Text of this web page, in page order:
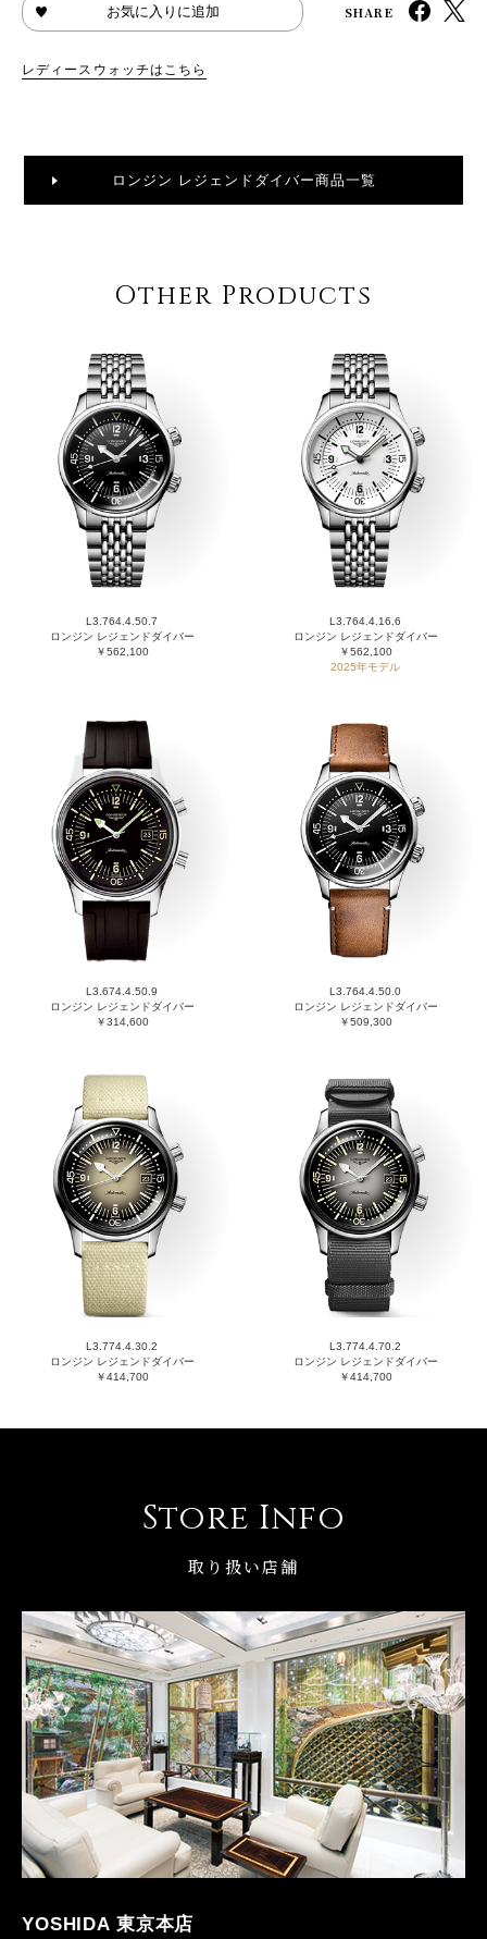
お気に入りに追加 SHARE
レディースウォッチはこちら
ロンジン レジェンドダイバー商品一覧
Other Products
L3.764.4.50.7
ロンジン レジェンドダイバー
￥562,100
L3.764.4.16.6
ロンジン レジェンドダイバー
￥562,100
2025年モデル
L3.674.4.50.9
ロンジン レジェンドダイバー
￥314,600
L3.764.4.50.0
ロンジン レジェンドダイバー
￥509,300
L3.774.4.30.2
ロンジン レジェンドダイバー
￥414,700
L3.774.4.70.2
ロンジン レジェンドダイバー
￥414,700
Store Info
取り扱い店舗
YOSHIDA 東京本店